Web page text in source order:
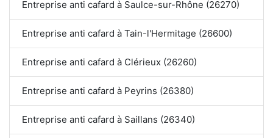
Entreprise anti cafard à Saulce-sur-Rhône (26270)
Entreprise anti cafard à Tain-l'Hermitage (26600)
Entreprise anti cafard à Clérieux (26260)
Entreprise anti cafard à Peyrins (26380)
Entreprise anti cafard à Saillans (26340)